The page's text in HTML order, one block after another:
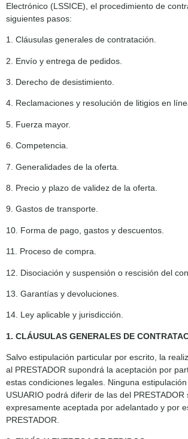
Electrónico (LSSICE), el procedimiento de
siguientes pasos:
1. Cláusulas generales de contratación.
2. Envío y entrega de pedidos.
3. Derecho de desistimiento.
4. Reclamaciones y resolución de litigios en
5. Fuerza mayor.
6. Competencia.
7. Generalidades de la oferta.
8. Precio y plazo de validez de la oferta.
9. Gastos de transporte.
10. Forma de pago, gastos y descuentos.
11. Proceso de compra.
12. Disociación y suspensión o rescisión del
13. Garantías y devoluciones.
14. Ley aplicable y jurisdicción.
1. CLÁUSULAS GENERALES DE
Salvo estipulación particular por escrito, la
al PRESTADOR supondrá la aceptación por
estas condiciones legales. Ninguna
USUARIO podrá diferir de las del PRESTADOR
expresamente aceptada por adelantado y por
PRESTADOR.